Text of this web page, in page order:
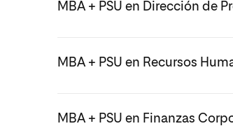
MBA + PSU en Dirección de
MBA + PSU en Recursos
MBA + PSU en Finanzas